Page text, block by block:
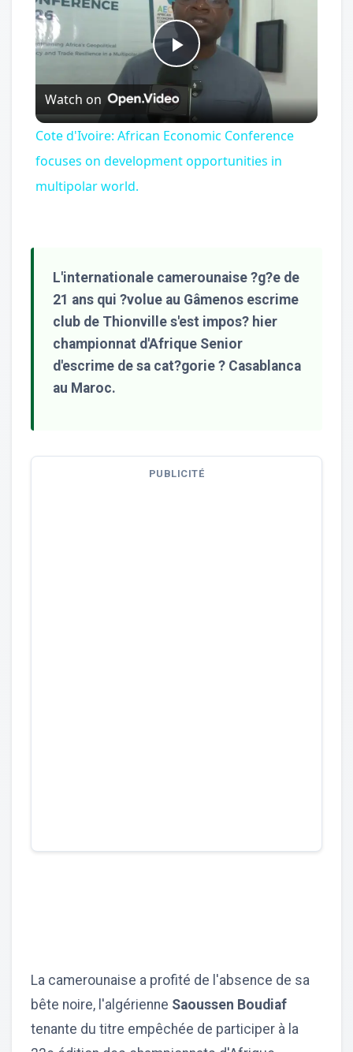
Play
Video
Watch on
Cote d'Ivoire: African Economic Conference
focuses on development opportunities in
multipolar world.
L'internationale camerounaise ?g?e de
21 ans qui ?volue au Gâmenos escrime
club de Thionville s'est impos? hier
championnat d'Afrique Senior
d'escrime de sa cat?gorie ? Casablanca
au Maroc.
PUBLICITÉ
La camerounaise a profité de l'absence de sa
bête noire, l'algérienne Saoussen Boudiaf
tenante du titre empêchée de participer à la